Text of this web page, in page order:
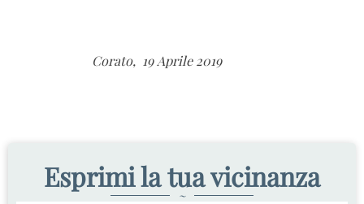
Corato, 19 Aprile 2019
Esprimi la tua vicinanza
~